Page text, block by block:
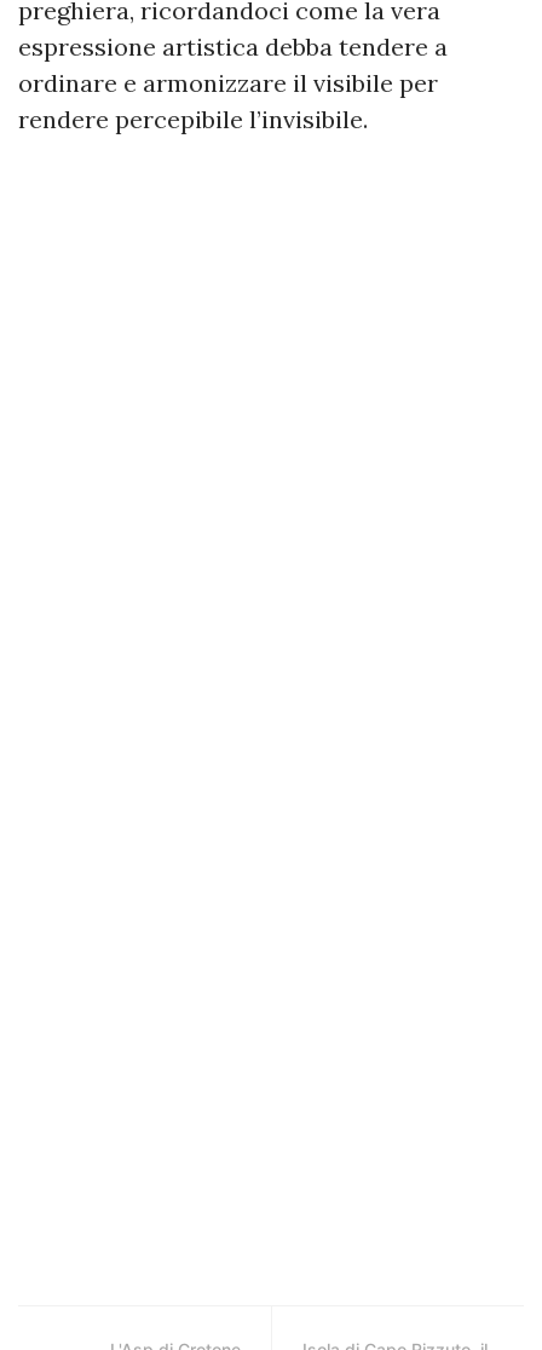
preghiera, ricordandoci come la vera
espressione artistica debba tendere a
ordinare e armonizzare il visibile per
rendere percepibile l’invisibile.